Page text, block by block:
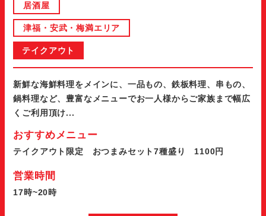
居酒屋
津福・安武・梅満エリア
テイクアウト
新鮮な海鮮料理をメインに、一品もの、鉄板料理、串もの、
鍋料理など、豊富なメニューでお一人様からご家族まで幅広
くご利用頂け...
おすすめメニュー
テイクアウト限定 おつまみセット7種盛り 1100円
営業時間
17時~20時